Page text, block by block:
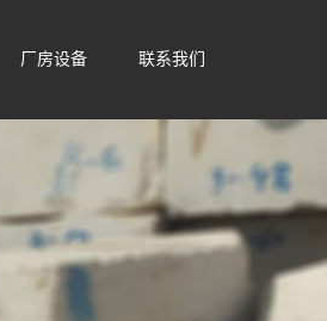
厂房设备 联系我们